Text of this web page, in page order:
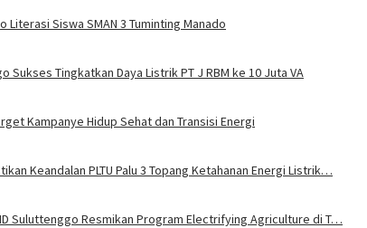
Literasi Siswa SMAN 3 Tuminting Manado
Sukses Tingkatkan Daya Listrik PT J RBM ke 10 Juta VA
Kampanye Hidup Sehat dan Transisi Energi
Keandalan PLTU Palu 3 Topang Ketahanan Energi Listrik…
Suluttenggo Resmikan Program Electrifying Agriculture di T…